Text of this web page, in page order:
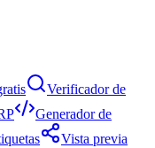
Verificador de
Generador de
Vista previa